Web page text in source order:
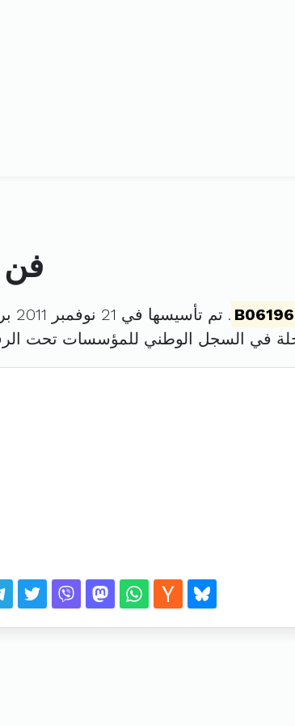
فن
. تم تأسيسها في 21 نوفمبر 2011 برأس مال قدره
في السجل الوطني للمؤسسات تحت